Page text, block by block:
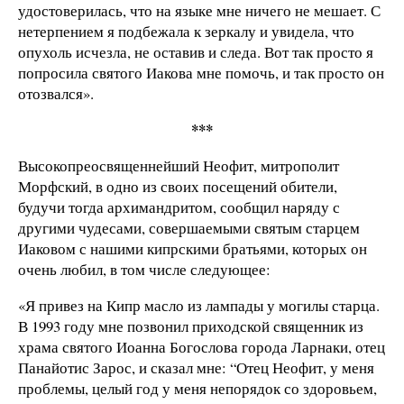
удостоверилась, что на языке мне ничего не мешает. С
нетерпением я подбежала к зеркалу и увидела, что
опухоль исчезла, не оставив и следа. Вот так просто я
попросила святого Иакова мне помочь, и так просто он
отозвался».
***
Высокопреосвященнейший Неофит, митрополит
Морфский, в одно из своих посещений обители,
будучи тогда архимандритом, сообщил наряду с
другими чудесами, совершаемыми святым старцем
Иаковом с нашими кипрскими братьями, которых он
очень любил, в том числе следующее:
«Я привез на Кипр масло из лампады у могилы старца.
В 1993 году мне позвонил приходской священник из
храма святого Иоанна Богослова города Ларнаки, отец
Панайотис Зарос, и сказал мне: “Отец Неофит, у меня
проблемы, целый год у меня непорядок со здоровьем,